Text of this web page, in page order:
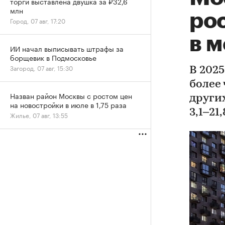
в
В
более
млн
Город, 07 авг, 17:20
ИИ начал выписывать штрафы за
борщевик в Подмосковье
Загород, 07 авг, 15:30
Назван район Москвы с ростом цен
на новостройки в июле в 1,75 раза
Жилье, 07 авг, 13:55